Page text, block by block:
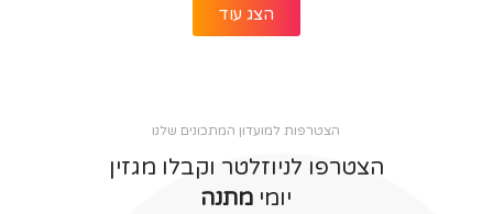
הצג עוד
הצטרפות למועדון המתכונים שלנו
הצטרפו לניוזלטר וקבלו מגזין
יומי מתנה